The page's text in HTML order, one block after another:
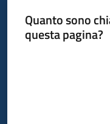
Quanto sono
questa pagina?